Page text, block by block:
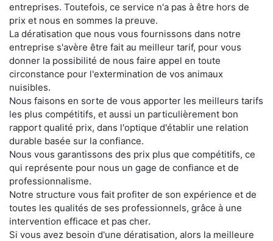
entreprises. Toutefois, ce service n'a pas à être hors de
prix et nous en sommes la preuve.
La dératisation que nous vous fournissons dans notre
entreprise s'avère être fait au meilleur tarif, pour vous
donner la possibilité de nous faire appel en toute
circonstance pour l'extermination de vos animaux
nuisibles.
Nous faisons en sorte de vous apporter les meilleurs tarifs
les plus compétitifs, et aussi un particulièrement bon
rapport qualité prix, dans l'optique d'établir une relation
durable basée sur la confiance.
Nous vous garantissons des prix plus que compétitifs, ce
qui représente pour nous un gage de confiance et de
professionnalisme.
Notre structure vous fait profiter de son expérience et de
toutes les qualités de ses professionnels, grâce à une
intervention efficace et pas cher.
Si vous avez besoin d'une dératisation, alors la meilleure